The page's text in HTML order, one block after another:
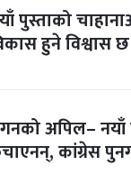
पुस्ताको
हुने विश्वास
अपिल– नयाँ
कांग्रेस